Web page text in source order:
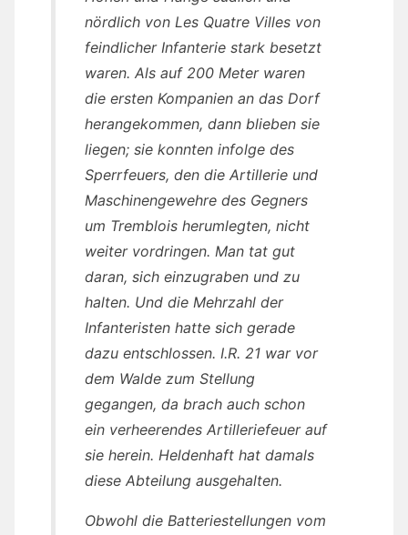
nördlich von Les Quatre Villes von
feindlicher Infanterie stark besetzt
waren. Als auf 200 Meter waren
die ersten Kompanien an das Dorf
herangekommen, dann blieben sie
liegen; sie konnten infolge des
Sperrfeuers, den die Artillerie und
Maschinengewehre des Gegners
um Tremblois herumlegten, nicht
weiter vordringen. Man tat gut
daran, sich einzugraben und zu
halten. Und die Mehrzahl der
Infanteristen hatte sich gerade
dazu entschlossen. I.R. 21 war vor
dem Walde zum Stellung
gegangen, da brach auch schon
ein verheerendes Artilleriefeuer auf
sie herein. Heldenhaft hat damals
diese Abteilung ausgehalten.
Obwohl die Batteriestellungen vom